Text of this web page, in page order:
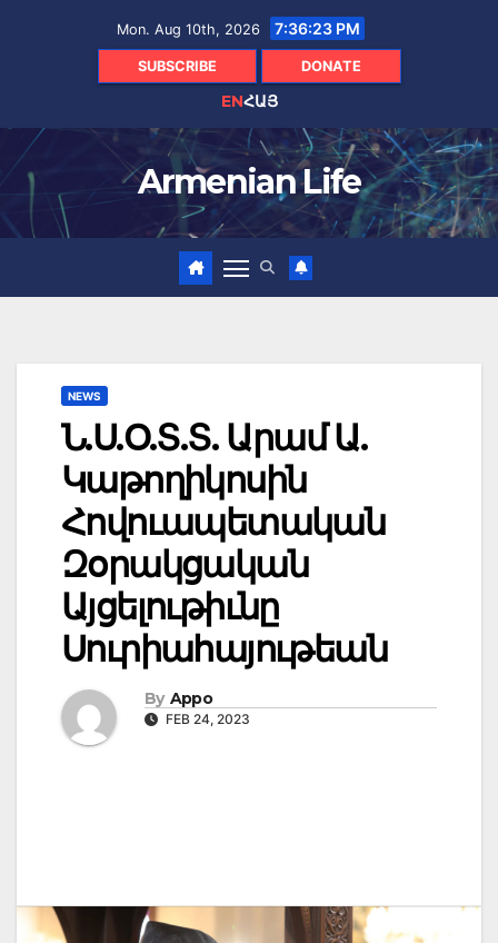
Mon. Aug 10th, 2026 7:36:25 PM
SUBSCRIBE DONATE
ENՀԱՅ
Armenian Life
NEWS
Ն.Ս.Օ.Տ.Տ. Արամ Ա.
Կաթողիկոսին
Հովուապետական
Զօրակցական
Այցելութիւնը
Սուրիահայութեան
By Appo
FEB 24, 2023